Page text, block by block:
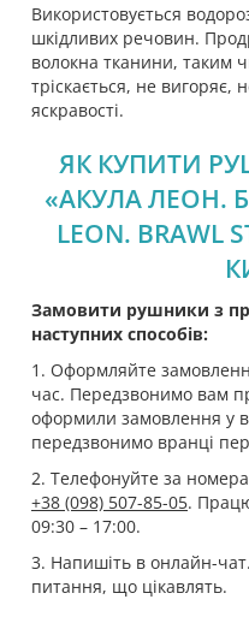
Використовується
шкідливих речовин.
волокна тканини, таким
тріскається, не вигоряє,
яскравості.
ЯК КУПИТИ
«АКУЛА ЛЕОН.
LEON. BRAWL
Замовити рушники з
наступних способів:
1. Оформляйте
час. Передзвонимо вам
оформили замовлення у
передзвонимо вранці
2. Телефонуйте за
+38 (098) 507-85-05.
09:30 – 17:00.
3. Напишіть в онлайн-
питання, що цікавлять.